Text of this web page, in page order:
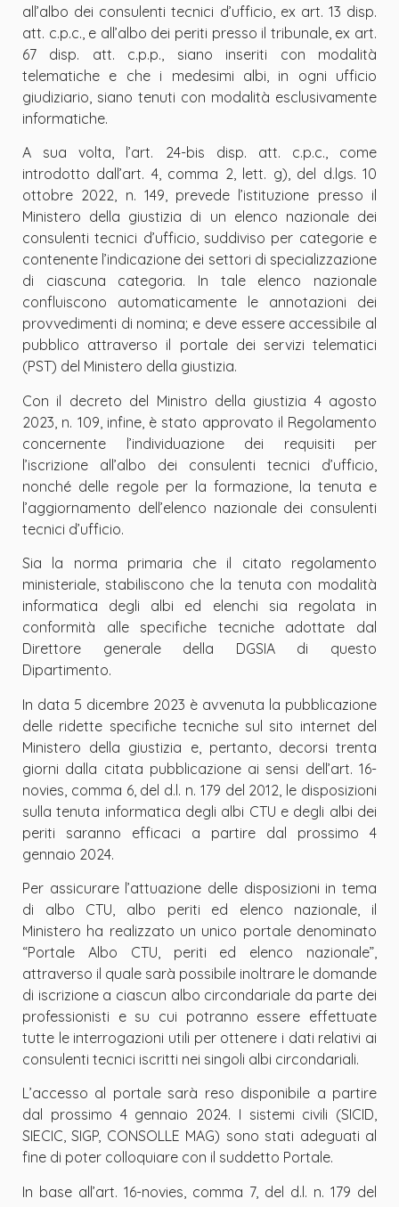
all’albo dei consulenti tecnici d’ufficio, ex art. 13 disp.
att. c.p.c., e all’albo dei periti presso il tribunale, ex art.
67 disp. att. c.p.p., siano inseriti con modalità
telematiche e che i medesimi albi, in ogni ufficio
giudiziario, siano tenuti con modalità esclusivamente
informatiche.
A sua volta, l’art. 24-bis disp. att. c.p.c., come
introdotto dall’art. 4, comma 2, lett. g), del d.lgs. 10
ottobre 2022, n. 149, prevede l’istituzione presso il
Ministero della giustizia di un elenco nazionale dei
consulenti tecnici d’ufficio, suddiviso per categorie e
contenente l’indicazione dei settori di specializzazione
di ciascuna categoria. In tale elenco nazionale
confluiscono automaticamente le annotazioni dei
provvedimenti di nomina; e deve essere accessibile al
pubblico attraverso il portale dei servizi telematici
(PST) del Ministero della giustizia.
Con il decreto del Ministro della giustizia 4 agosto
2023, n. 109, infine, è stato approvato il Regolamento
concernente l’individuazione dei requisiti per
l’iscrizione all’albo dei consulenti tecnici d’ufficio,
nonché delle regole per la formazione, la tenuta e
l’aggiornamento dell’elenco nazionale dei consulenti
tecnici d’ufficio.
Sia la norma primaria che il citato regolamento
ministeriale, stabiliscono che la tenuta con modalità
informatica degli albi ed elenchi sia regolata in
conformità alle specifiche tecniche adottate dal
Direttore generale della DGSIA di questo
Dipartimento.
In data 5 dicembre 2023 è avvenuta la pubblicazione
delle ridette specifiche tecniche sul sito internet del
Ministero della giustizia e, pertanto, decorsi trenta
giorni dalla citata pubblicazione ai sensi dell’art. 16-
novies, comma 6, del d.l. n. 179 del 2012, le disposizioni
sulla tenuta informatica degli albi CTU e degli albi dei
periti saranno efficaci a partire dal prossimo 4
gennaio 2024.
Per assicurare l’attuazione delle disposizioni in tema
di albo CTU, albo periti ed elenco nazionale, il
Ministero ha realizzato un unico portale denominato
“Portale Albo CTU, periti ed elenco nazionale”
attraverso il quale sarà possibile inoltrare le domande
di iscrizione a ciascun albo circondariale da parte dei
professionisti e su cui potranno essere effettuate
tutte le interrogazioni utili per ottenere i dati relativi ai
consulenti tecnici iscritti nei singoli albi circondariali.
L’accesso al portale sarà reso disponibile a partire
dal prossimo 4 gennaio 2024. I sistemi civili (SICID,
SIECIC, SIGP, CONSOLLE MAG) sono stati adeguati al
fine di poter colloquiare con il suddetto Portale.
In base all’art. 16-novies, comma 7, del d.l. n. 179 del